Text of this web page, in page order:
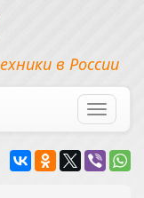
в России